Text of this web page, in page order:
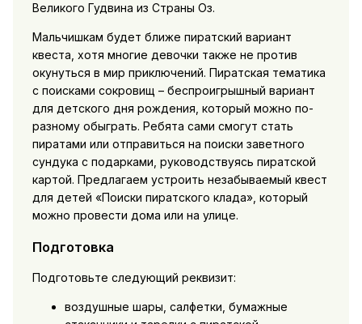
Великого Гудвина из Страны Оз.
Мальчишкам будет ближе пиратский вариант
квеста, хотя многие девочки также не против
окунуться в мир приключений. Пиратская тематика
с поисками сокровищ – беспроигрышный вариант
для детского дня рождения, который можно по-
разному обыграть. Ребята сами смогут стать
пиратами или отправиться на поиски заветного
сундука с подарками, руководствуясь пиратской
картой. Предлагаем устроить незабываемый квест
для детей «Поиски пиратского клада», который
можно провести дома или на улице.
Подготовка
Подготовьте следующий реквизит:
воздушные шары, салфетки, бумажные